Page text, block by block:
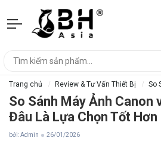
Trang chủ Review & Tư Vấn Thiết Bị So
So Sánh Máy Ảnh Canon
Đâu Là Lựa Chọn Tốt
bởi: Admin 26/01/2026